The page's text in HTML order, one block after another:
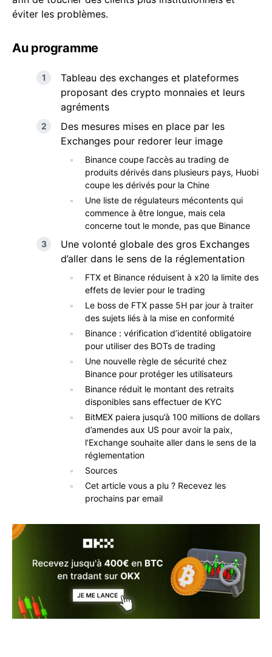
éviter les problèmes.
Au programme
Tableau des exchanges et plateformes
proposant des crypto monnaies et leurs
agréments
Des mesures mises en place par les
Exchanges pour redorer leur image
Binance coupe l’accès au trading de
produits dérivés dans plusieurs pays, Huobi
coupe les dérivés pour la Chine
Une liste de régulateurs mécontents qui
commence à être longue, mais cela
concerne tout le monde, pas que Binance
Une volonté globale des gros Exchanges
d’aller dans le sens de la réglementation
FTX et Binance réduisent à x20 la limite des
effets de levier pour le trading
Le boss de FTX passe 5H par jour à traiter
des sujets liés à la mise en conformité
Binance : vérification d’identité obligatoire
pour utiliser des BOTs de trading
Une nouvelle règle de sécurité chez
Binance pour protéger les utilisateurs
Binance réduit le montant des retraits
disponibles sans effectuer de KYC
BitMEX paiera jusqu’à 100 millions de dollars
d’amendes aux US pour avoir la paix,
l’Exchange souhaite aller dans le sens de la
réglementation
Sources
Cet article vous a plu ? Recevez les
prochains par email